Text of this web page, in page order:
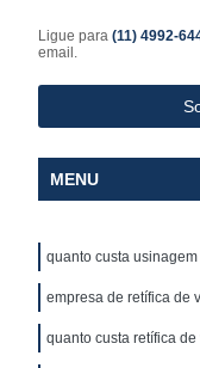
Ligue para(11) 4992-
email.
MENU
quanto custa
empresa de retífica de
quanto custa retífica